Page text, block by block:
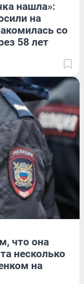
нашла»:
на
со
58 лет
что она
несколько
на